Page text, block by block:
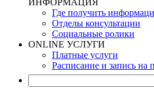
Где получить
Отделы консультации
Социальные ролики
ONLINE УСЛУГИ
Платные услуги
Расписание и запись на